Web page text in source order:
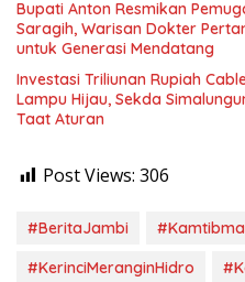
Bupati Anton Resmikan
Saragih, Warisan Dokter
untuk Generasi Mendatang
Investasi Triliunan Rupiah
Lampu Hijau, Sekda
Taat Aturan
Post Views: 306
#BeritaJambi
#KerinciMeranginHidro